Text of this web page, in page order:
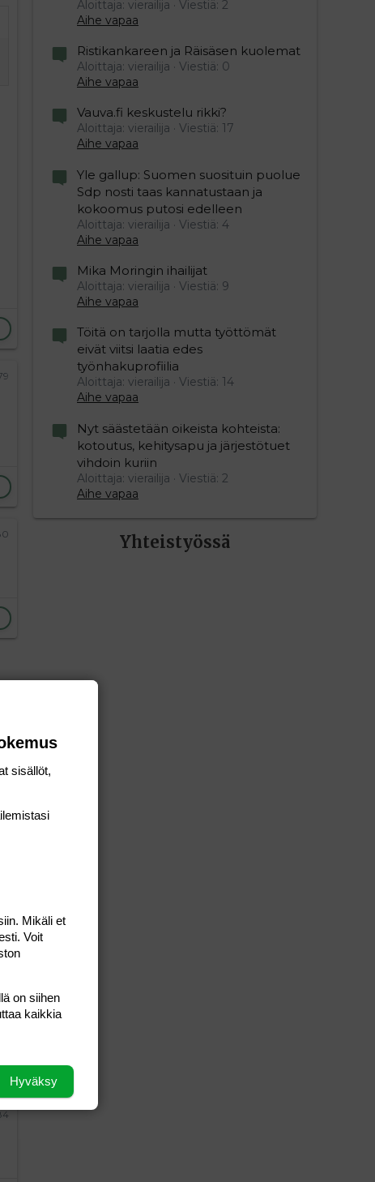
Aloittaja: vierailija
Viestiä: 2
Aihe vapaa
Ristikankareen ja Räisäsen kuolemat
Aloittaja: vierailija
Viestiä: 0
Aihe vapaa
Vauva.fi keskustelu rikki?
Aloittaja: vierailija
Viestiä: 17
Aihe vapaa
Yle gallup: Suomen suosituin puolue
Sdp nosti taas kannatustaan ja
kokoomus putosi edelleen
Aloittaja: vierailija
Viestiä: 4
Aihe vapaa
Mika Moringin ihailijat
Aloittaja: vierailija
Viestiä: 9
Aihe vapaa
Töitä on tarjolla mutta työttömät
eivät viitsi laatia edes
työnhakuprofiilia
Aloittaja: vierailija
Viestiä: 14
Aihe vapaa
Nyt säästetään oikeista kohteista:
kotoutus, kehitysapu ja järjestötuet
vihdoin kuriin
Aloittaja: vierailija
Viestiä: 2
Aihe vapaa
Yhteistyössä
sisällöt,
Mikäli et
Voit
on siihen
kaikkia
Hyväksy